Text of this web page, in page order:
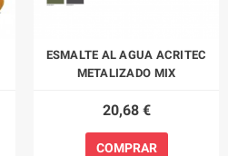
ESMALTE AL AGUA ACRITEC
METALIZADO MIX
20,68 €
COMPRAR